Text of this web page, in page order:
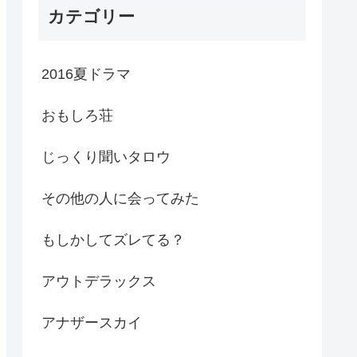
カテゴリー
2016夏ドラマ
おもしろ荘
じっくり聞いタロウ
その他の人に会ってみた
もしかしてズレてる？
アウトデラックス
アナザースカイ